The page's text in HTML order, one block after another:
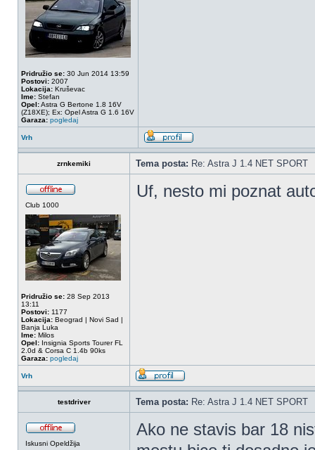
Pridružio se: 30 Jun 2014 13:59
Postovi: 2007
Lokacija: Kruševac
Ime: Stefan
Opel:Astra G Bertone 1.8 16V
(Z18XE); Ex: Opel Astra G 1.6 16V
Garaza: pogledaj
Vrh
zrnkemiki Tema posta: Re: Astra J 1.4 NET SPORT
Club 1000
Pridružio se: 28 Sep 2013
13:11
Postovi: 1177
Lokacija: Beograd | Novi Sad |
Banja Luka
Ime: Milos
Opel: Insignia Sports Tourer FL
2.0d & Corsa C 1.4b 90ks
Garaza: pogledaj
Uf, nesto mi poznat
Vrh
testdriver Tema posta: Re: Astra J 1.4 NET SPORT
Iskusni Opeldžija
Ako ne stavis bar 18